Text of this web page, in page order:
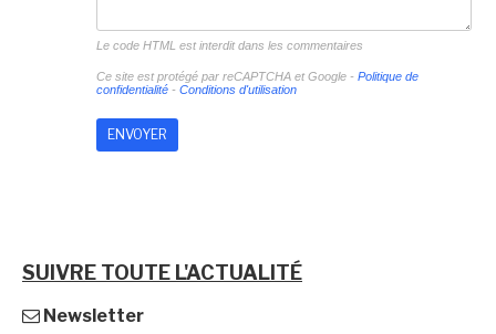
Le code HTML est interdit dans les commentaires
Ce site est protégé par reCAPTCHA et Google - Politique de
confidentialité- Conditions d'utilisation
SUIVRE TOUTE L'ACTUALITÉ
Newsletter